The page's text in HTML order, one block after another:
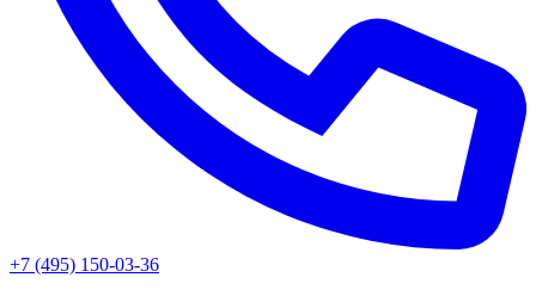
+7 (495) 150-03-36